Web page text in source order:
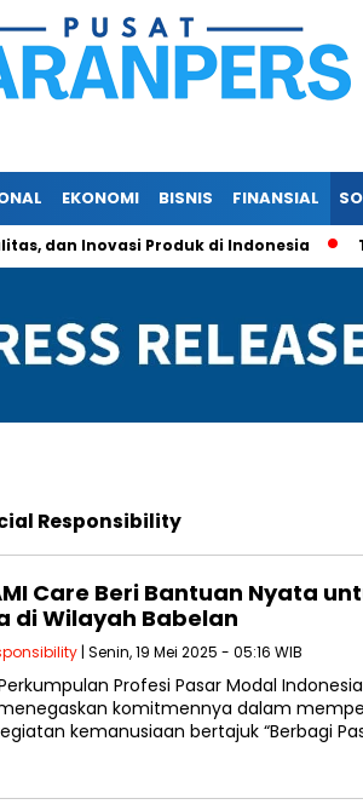
EKONOMI BISNIS FINANSIAL
dan Inovasi Produk di Indonesia
Responsibility
Care Beri Bantuan Nyata
di Wilayah Babelan
| Senin, 19 Mei 2025 - 05:16 WIB
Perkumpulan Profesi Pasar Modal
komitmennya dalam
kemanusiaan bertajuk “Berbagi